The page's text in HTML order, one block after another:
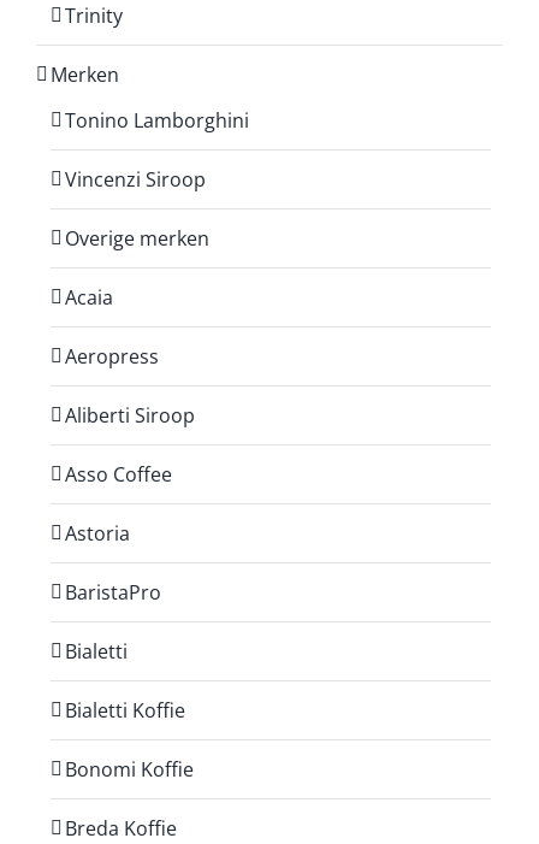
Trinity
Merken
Tonino Lamborghini
Vincenzi Siroop
Overige merken
Acaia
Aeropress
Aliberti Siroop
Asso Coffee
Astoria
BaristaPro
Bialetti
Bialetti Koffie
Bonomi Koffie
Breda Koffie